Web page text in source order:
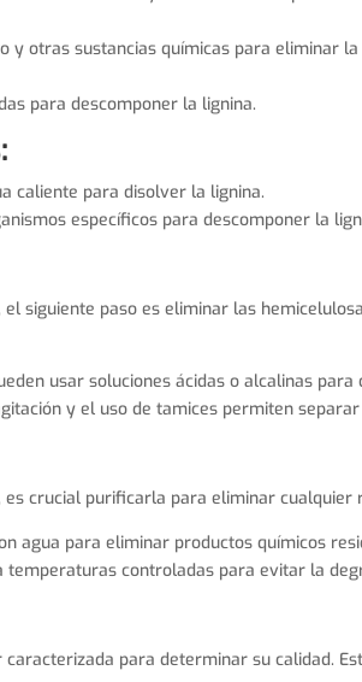
y otras sustancias químicas para eliminar
para descomponer la lignina.
caliente para disolver la lignina.
específicos para descomponer la
el siguiente paso es eliminar las
usar soluciones ácidas o alcalinas
y el uso de tamices permiten
crucial purificarla para eliminar cualquier
agua para eliminar productos químicos
temperaturas controladas para evitar la
para determinar su calidad.